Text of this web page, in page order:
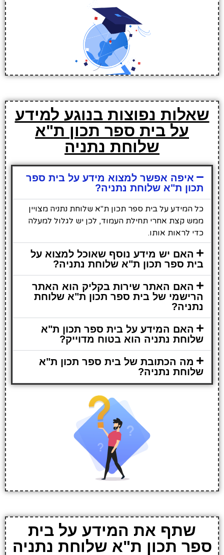
שאלות נפוצות בנוגע למידע
על בית ספר תכון ת"א
שלוחת נתניה
איפה אפשר למצוא מידע על בית ספר
תכון ת"א שלוחת נתניה?
כל המידע על בית ספר תכון ת"א שלוחת נתניה מצויין
ממש קצת אחרי תחילת העמוד, לכן יש לגלול למעלה
כדי לראות אותו.
האם יש מידע נוסף שאוכל למצוא על
בית ספר תכון ת"א שלוחת נתניה?
האם האתר שירות בקליק הוא האתר
הרישמי של בית ספר תכון ת"א שלוחת
נתניה?
האם המידע על בית ספר תכון ת"א
שלוחת נתניה הוא בטוח מדוייק?
מה הכתובת של בית ספר תכון ת"א
שלוחת נתניה?
שתף את המידע על בית
ספר תכון ת"א שלוחת נתניה